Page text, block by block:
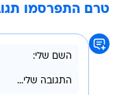
טרם התפרסמו